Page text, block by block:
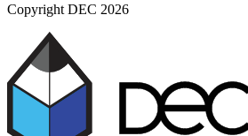
Copyright DEC 2026